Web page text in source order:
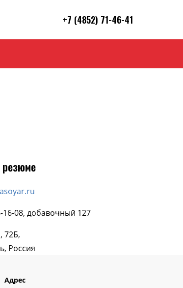
+7 (4852) 71-46-41
16-08, добавочный 127
72Б,
Россия
Адрес